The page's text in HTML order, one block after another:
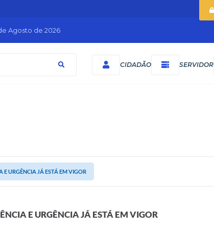
CIDADÃO SERVIDOR
Agosto de 2026
URGÊNCIA JÁ ESTÁ EM VIGOR
E URGÊNCIA JÁ ESTÁ EM VIGOR